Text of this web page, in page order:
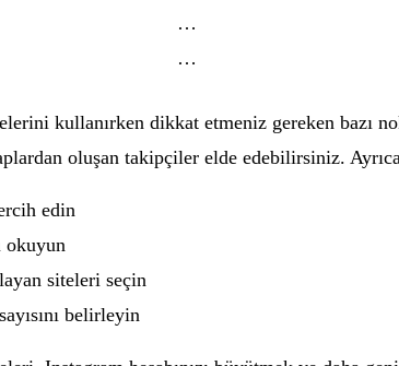
…
…
kullanırken dikkat etmeniz gereken
oluşan takipçiler elde edebilirsiniz.
edin
okuyun
siteleri seçin
belirleyin